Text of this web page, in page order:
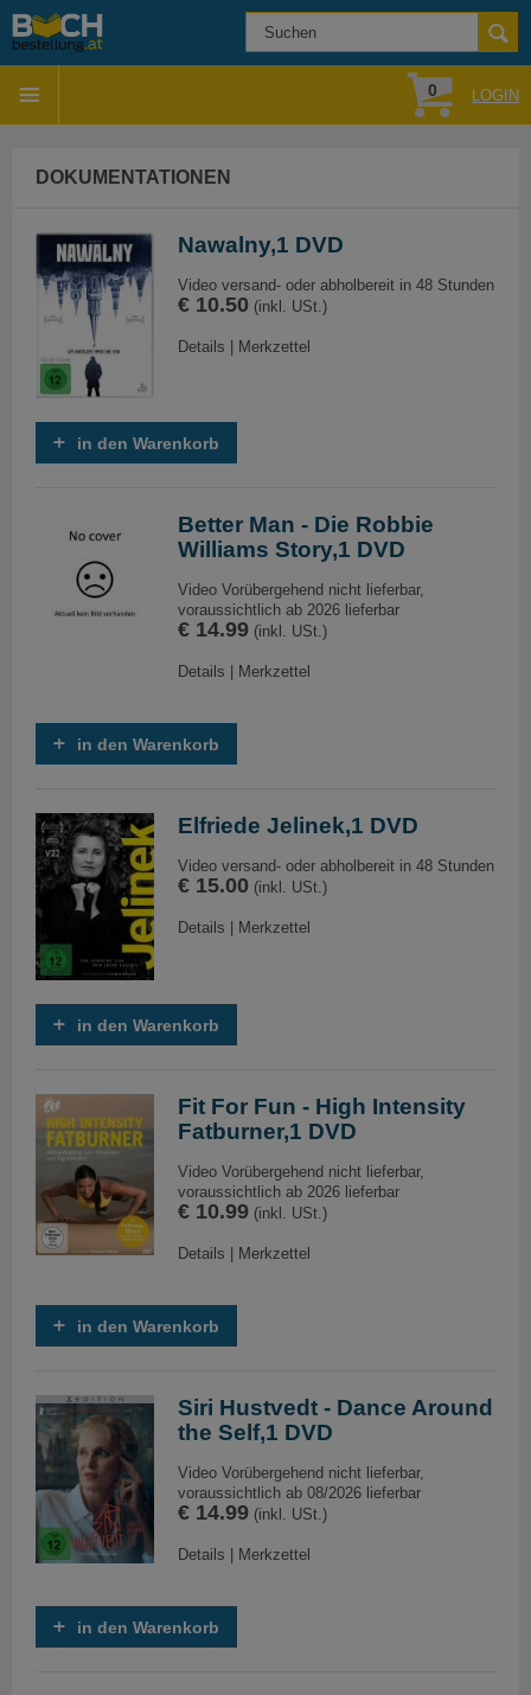
0 LOGIN
DOKUMENTATIONEN
Nawalny,1 DVD
Video versand- oder abholbereit in 48 Stunden
€ 10.50 (inkl. USt.)
Details Merkzettel
in den Warenkorb
Better Man - Die Robbie
Williams Story,1 DVD
Video Vorübergehend nicht lieferbar,
voraussichtlich ab 2026 lieferbar
€ 14.99 (inkl. USt.)
Details Merkzettel
in den Warenkorb
Elfriede Jelinek,1 DVD
Video versand- oder abholbereit in 48 Stunden
€ 15.00 (inkl. USt.)
Details Merkzettel
in den Warenkorb
Fit For Fun - High Intensity
Fatburner,1 DVD
Video Vorübergehend nicht lieferbar,
voraussichtlich ab 2026 lieferbar
€ 10.99 (inkl. USt.)
Details Merkzettel
in den Warenkorb
Siri Hustvedt - Dance Around
the Self,1 DVD
Video Vorübergehend nicht lieferbar,
voraussichtlich ab 08/2026 lieferbar
€ 14.99 (inkl. USt.)
Details Merkzettel
in den Warenkorb